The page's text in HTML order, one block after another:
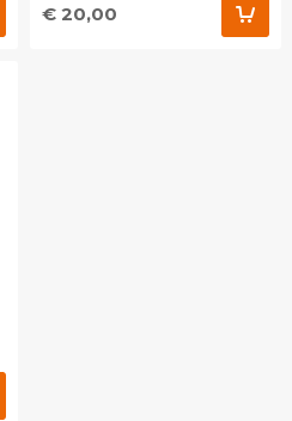
€ 20,00